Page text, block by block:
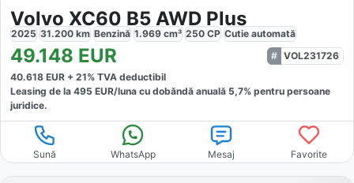
Volvo XC60 B5 AWD Plus
2025 31.200 km Benzină 1.969 cm³ 250 CP Cutie automată
49.148 EUR
VOL231726
40.618 EUR + 21% TVA deductibil
Leasing de la 495 EUR/luna cu dobăndă anuală 5,7% pentru persoane
juridice.
Sună WhatsApp Mesaj Favorite